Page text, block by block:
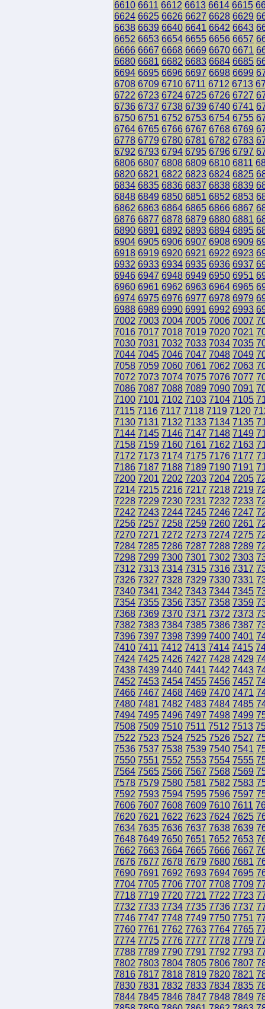
6610 6611 6612 6613 6614 6615
6624 6625 6626 6627 6628 6629
6638 6639 6640 6641 6642 6643
6652 6653 6654 6655 6656 6657
6666 6667 6668 6669 6670 6671
6680 6681 6682 6683 6684 6685
6694 6695 6696 6697 6698 6699
6708 6709 6710 6711 6712 6713
6722 6723 6724 6725 6726 6727
6736 6737 6738 6739 6740 6741
6750 6751 6752 6753 6754 6755
6764 6765 6766 6767 6768 6769
6778 6779 6780 6781 6782 6783
6792 6793 6794 6795 6796 6797
6806 6807 6808 6809 6810 6811
6820 6821 6822 6823 6824 6825
6834 6835 6836 6837 6838 6839
6848 6849 6850 6851 6852 6853
6862 6863 6864 6865 6866 6867
6876 6877 6878 6879 6880 6881
6890 6891 6892 6893 6894 6895
6904 6905 6906 6907 6908 6909
6918 6919 6920 6921 6922 6923
6932 6933 6934 6935 6936 6937
6946 6947 6948 6949 6950 6951
6960 6961 6962 6963 6964 6965
6974 6975 6976 6977 6978 6979
6988 6989 6990 6991 6992 6993
7002 7003 7004 7005 7006 7007
7016 7017 7018 7019 7020 7021
7030 7031 7032 7033 7034 7035
7044 7045 7046 7047 7048 7049
7058 7059 7060 7061 7062 7063
7072 7073 7074 7075 7076 7077
7086 7087 7088 7089 7090 7091
7100 7101 7102 7103 7104 7105
7115 7116 7117 7118 7119 7120
7130 7131 7132 7133 7134 7135
7144 7145 7146 7147 7148 7149
7158 7159 7160 7161 7162 7163
7172 7173 7174 7175 7176 7177
7186 7187 7188 7189 7190 7191
7200 7201 7202 7203 7204 7205
7214 7215 7216 7217 7218 7219
7228 7229 7230 7231 7232 7233
7242 7243 7244 7245 7246 7247
7256 7257 7258 7259 7260 7261
7270 7271 7272 7273 7274 7275
7284 7285 7286 7287 7288 7289
7298 7299 7300 7301 7302 7303
7312 7313 7314 7315 7316 7317
7326 7327 7328 7329 7330 7331
7340 7341 7342 7343 7344 7345
7354 7355 7356 7357 7358 7359
7368 7369 7370 7371 7372 7373
7382 7383 7384 7385 7386 7387
7396 7397 7398 7399 7400 7401
7410 7411 7412 7413 7414 7415
7424 7425 7426 7427 7428 7429
7438 7439 7440 7441 7442 7443
7452 7453 7454 7455 7456 7457
7466 7467 7468 7469 7470 7471
7480 7481 7482 7483 7484 7485
7494 7495 7496 7497 7498 7499
7508 7509 7510 7511 7512 7513
7522 7523 7524 7525 7526 7527
7536 7537 7538 7539 7540 7541
7550 7551 7552 7553 7554 7555
7564 7565 7566 7567 7568 7569
7578 7579 7580 7581 7582 7583
7592 7593 7594 7595 7596 7597
7606 7607 7608 7609 7610 7611
7620 7621 7622 7623 7624 7625
7634 7635 7636 7637 7638 7639
7648 7649 7650 7651 7652 7653
7662 7663 7664 7665 7666 7667
7676 7677 7678 7679 7680 7681
7690 7691 7692 7693 7694 7695
7704 7705 7706 7707 7708 7709
7718 7719 7720 7721 7722 7723
7732 7733 7734 7735 7736 7737
7746 7747 7748 7749 7750 7751
7760 7761 7762 7763 7764 7765
7774 7775 7776 7777 7778 7779
7788 7789 7790 7791 7792 7793
7802 7803 7804 7805 7806 7807
7816 7817 7818 7819 7820 7821
7830 7831 7832 7833 7834 7835
7844 7845 7846 7847 7848 7849